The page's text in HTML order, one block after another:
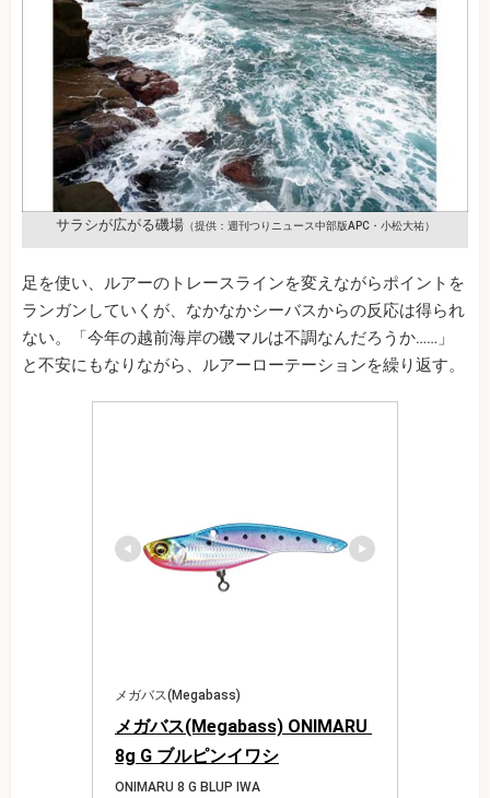
サラシが広がる磯場（提供：週刊つりニュース中部版APC・小松大祐）
足を使い、ルアーのトレースラインを変えながらポイントを
ランガンしていくが、なかなかシーバスからの反応は得られ
ない。「今年の越前海岸の磯マルは不調なんだろうか……」
と不安にもなりながら、ルアーローテーションを繰り返す。
メガバス(Megabass)
メガバス(Megabass) ONIMARU
8g G ブルピンイワシ
ONIMARU 8 G BLUP IWA